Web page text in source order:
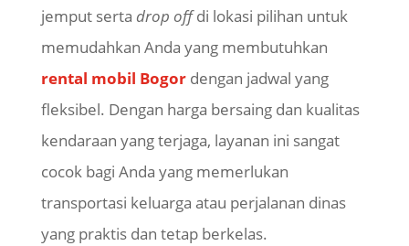
jemput serta drop offdi lokasi pilihan untuk
memudahkan Anda yang membutuhkan
rental mobil Bogor dengan jadwal yang
fleksibel. Dengan harga bersaing dan kualitas
kendaraan yang terjaga, layanan ini sangat
cocok bagi Anda yang memerlukan
transportasi keluarga atau perjalanan dinas
yang praktis dan tetap berkelas.